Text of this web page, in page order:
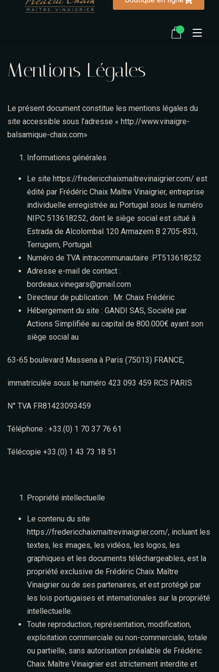
Accueil
Notre histoire
FAQ
Contactez-nous
Mentions Légales
Le présent document constitue les mentions légales du
site accessible sous l’adresse « http://www.vinaigre-
balsamique-chaix.com»
Informations générales
Le site https://fredericchaixmaitrevinaigrier.com/ est
édité par Frédéric Chaix Maître Vinaigrier, entreprise
individuelle enregistrée au Portugal sous le numéro
NIPC 513618252, dont le siège social est situé à
Estrada de Alcolombal 120 Armazem B 2705-833,
Terrugem, Portugal.
Numéro de TVA intracommunautaire :PT513618252
Adresse e-mail de contact :
bordeaux.vinegars@gmail.com
Directeur de publication : Mr. Chaix Frédéric
Hébergement du site : GANDI SAS, Société par
Actions Simplifiée au capital de 800.000€ ayant son
siège social au
63-65 boulevard Massena à Paris (75013) FRANCE,
immatriculée sous le numéro 423 093 459 RCS PARIS
N° TVA FR81423093459
Téléphone : +33.(0) 1 70 37 76 61
Télécopie +33.(0) 1 43 73 18 51
Propriété intellectuelle
Le contenu du site
https://fredericchaixmaitrevinaigrier.com/, incluant les
textes, les images, les vidéos, les logos, les
graphiques et les documents téléchargeables, est la
propriété exclusive de Frédéric Chaix Maître
Vinaigrier ou de ses partenaires, et est protégé par
les lois portugaises et internationales sur la propriété
intellectuelle.
Toute reproduction, représentation, modification,
exploitation commerciale ou non-commerciale, totale
ou partielle, sans autorisation préalable de Frédéric
Chaix Maître Vinaigrier est strictement interdite et